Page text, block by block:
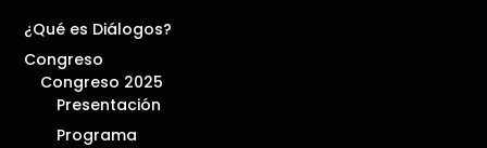
¿Qué es Diálogos?
Congreso
Congreso 2025
Presentación
Programa